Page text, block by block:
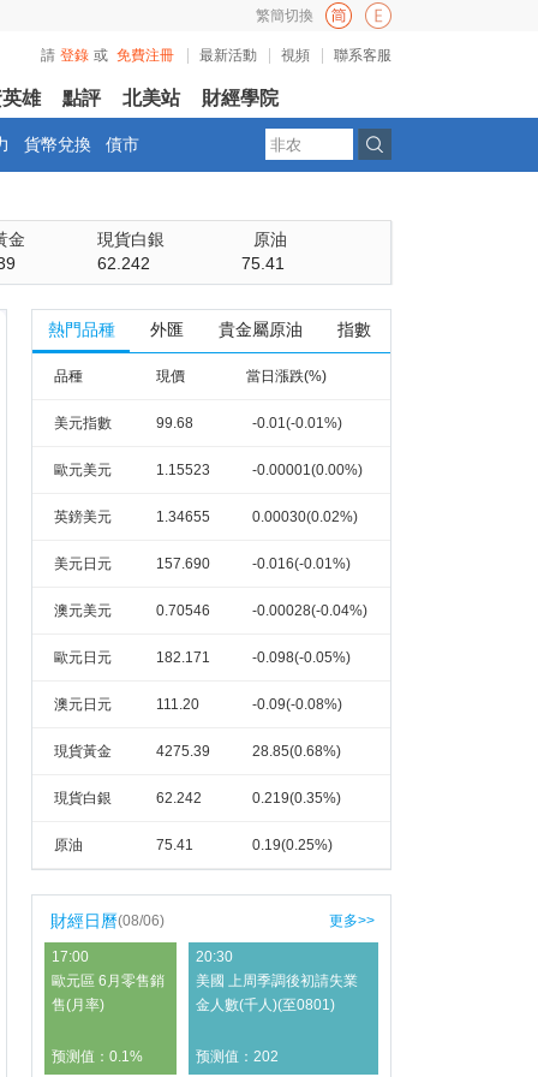
繁簡切換
聯系客服
視頻
最新活動
請 登錄 或 免費注冊
雄 點評 北美站 財經學院
貨幣兌換 債市
金
現貨白銀
62.242
原油
75.41
熱門品種 外匯 貴金屬原油 指數
品種 現價 當日漲跌(%)
美元指數 99.68 -0.01(-0.01%)
歐元美元 1.15523 -0.00001(0.00%)
英鎊美元 1.34655 0.00030(0.02%)
美元日元 157.690 -0.016(-0.01%)
澳元美元 0.70546 -0.00028(-0.04%)
歐元日元 182.171 -0.098(-0.05%)
澳元日元 111.20 -0.09(-0.08%)
現貨黃金 4275.39 28.85(0.68%)
現貨白銀 62.242 0.219(0.35%)
原油 75.41 0.19(0.25%)
財經日曆(08/06) 更多>>
17:00
歐元區 6月零售銷
售(月率)
预测值：0.1%
20:30
美國 上周季調後初請失業
金人數(千人)(至0801)
预测值：202